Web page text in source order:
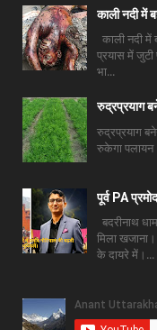
काली नदी में
काली नदी में
प्रयास में
भा...
रुद्रप्रयाग
रुद्रप्रयाग
रुकेगा पलायन
पूर्व PA
बदरीनाथ
मिला
के दायरे में।...